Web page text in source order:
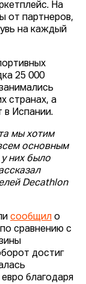
На
от партнеров,
на каждый
25 000
странах, а
в Испании.
мы хотим
основным
них было
Decathlon
сообщил о
сравнению с
достиг
благодаря